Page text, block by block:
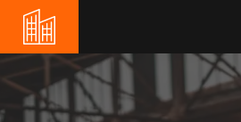
content